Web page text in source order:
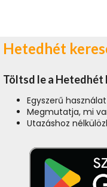
Hetedhét
Töltsd le a Hetedhét
Egyszerű használat
Megmutatja, mi
Utazáshoz